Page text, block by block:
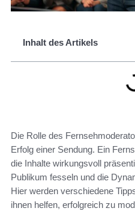
Inhalt des Artikels
Die Rolle des
Erfolg einer Sendung. Ein
die Inhalte wirkungsvoll
Publikum fesseln und die
Hier werden verschiedene
ihnen helfen, erfolgreich zu